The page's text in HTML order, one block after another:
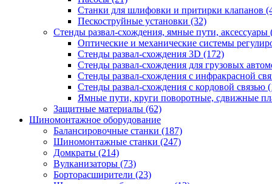
Станки для шлифовки и притирки клапанов
Пескоструйные установки (32)
Стенды развал-схождения, ямные пути, аксессуары
Оптические и механические системы
Стенды развал-схождения 3D (172)
Стенды развал-схождения для грузовых
Стенды развал-схождения с инфракрасной
Стенды развал-схождения с кордовой связью
Ямные пути, круги поворотные, сдвижные
Защитные материалы (62)
Шиномонтажное оборудование
Балансировочные станки (187)
Шиномонтажные станки (247)
Домкраты (214)
Вулканизаторы (73)
Борторасширители (23)